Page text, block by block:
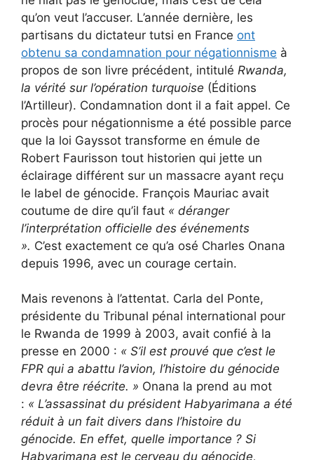
qu’on veut l’accuser. L’année dernière, les
partisans du dictateur tutsi en France ont
obtenu sa condamnation pour négationnisme à
propos de son livre précédent, intitulé Rwanda,
la vérité sur l’opération turquoise (Éditions
l’Artilleur). Condamnation dont il a fait appel. Ce
procès pour négationnisme a été possible parce
que la loi Gayssot transforme en émule de
Robert Faurisson tout historien qui jette un
éclairage différent sur un massacre ayant reçu
le label de génocide. François Mauriac avait
coutume de dire qu’il faut « déranger
l’interprétation officielle des événements
». C’est exactement ce qu’a osé Charles Onana
depuis 1996, avec un courage certain.
Mais revenons à l’attentat. Carla del Ponte,
présidente du Tribunal pénal international pour
le Rwanda de 1999 à 2003, avait confié à la
presse en 2000 : « S’il est prouvé que c’est le
FPR qui a abattu l’avion, l’histoire du génocide
devra être réécrite. » Onana la prend au mot
: « L’assassinat du président Habyarimana a été
réduit à un fait divers dans l’histoire du
génocide. En effet, quelle importance ? Si
Habyarimana est le cerveau du génocide,